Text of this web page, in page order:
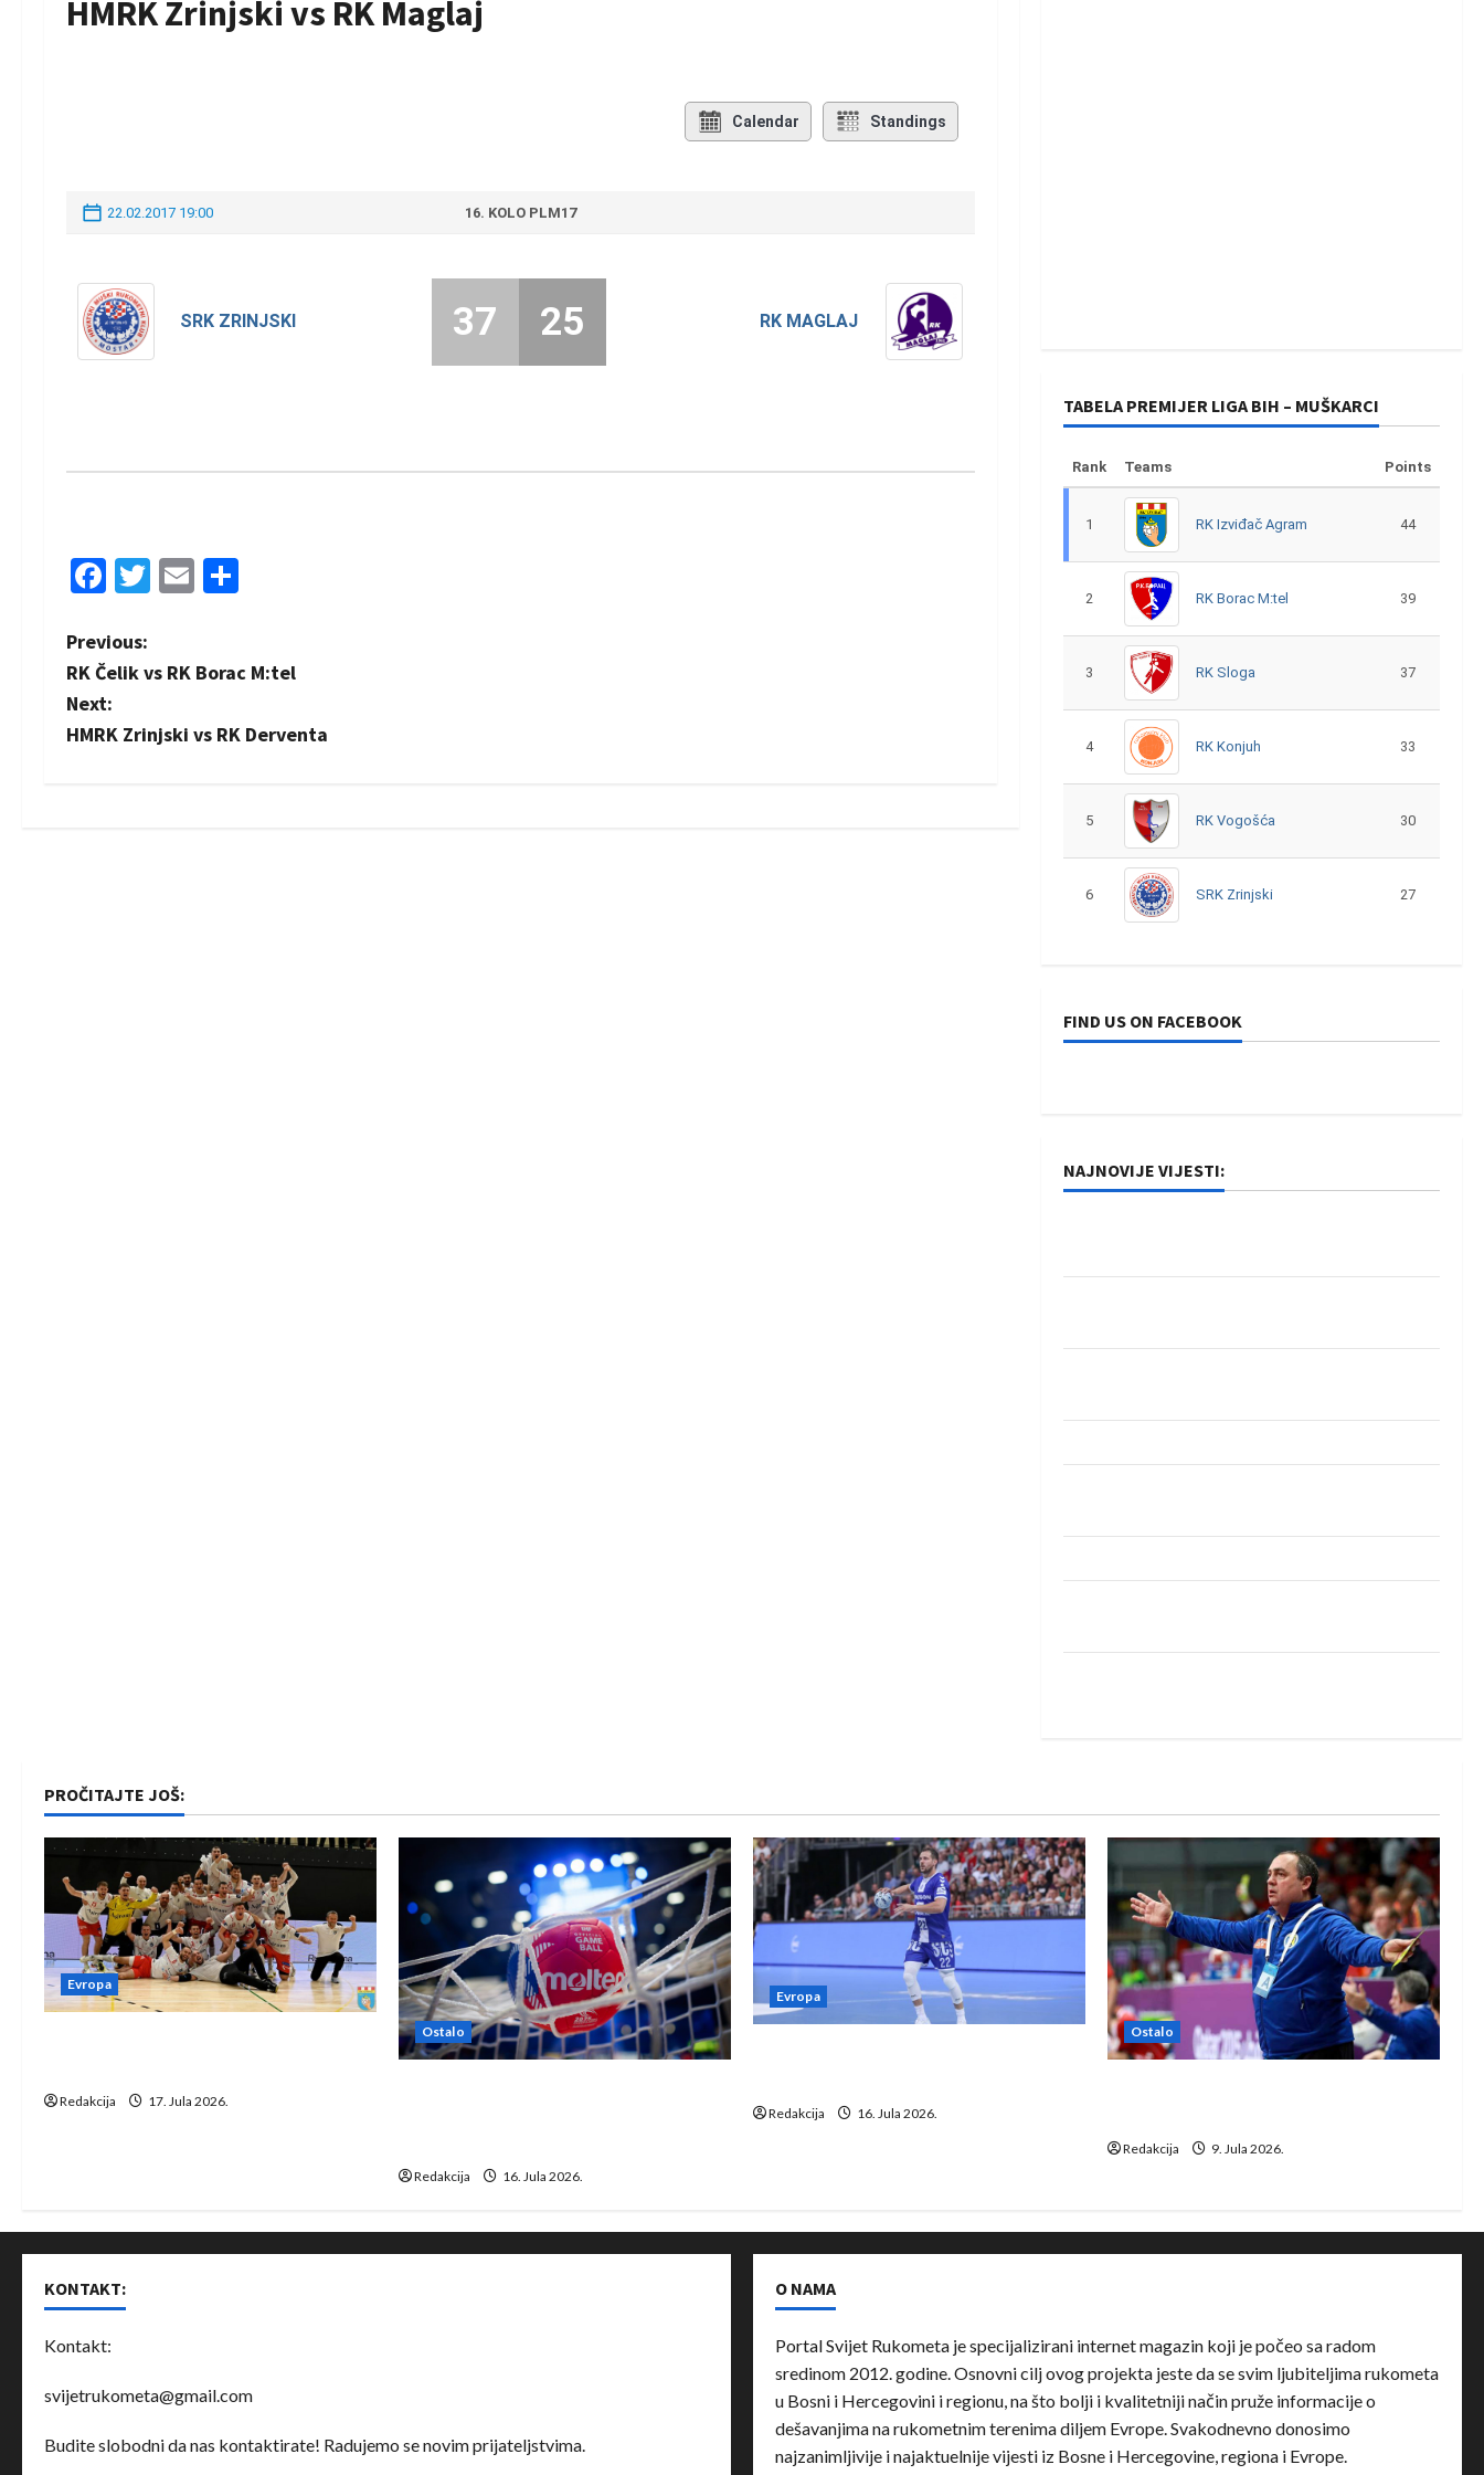
HMRK Zrinjski vs RK Maglaj
Calendar Standings
22.02.2017 19:00 16. KOLO PLM17
SRK ZRINJSKI RK MAGLAJ
37 25
Facebook
Twitter
Email
P
o
s
Previous:
RK Čelik vs RK Borac M:tel
Next:
HMRK Zrinjski vs RK Derventa
TABELA PREMIJER LIGA BIH – MUŠKARCI
Rank Teams Points
1 RK Izviđač Agram 44
2 RK Borac M:tel 39
3 RK Sloga 37
4 RK Konjuh 33
5 RK Vogošća 30
6 SRK Zrinjski 27
FIND US ON FACEBOOK
NAJNOVIJE VIJESTI:
PROČITAJTE JOŠ:
Evropa
Redakcija 17. Jula 2026.
Ostalo
Redakcija 16. Jula 2026.
Evropa
Redakcija 16. Jula 2026.
Ostalo
Redakcija 9. Jula 2026.
KONTAKT:
Kontakt:
svijetrukometa@gmail.com
Budite slobodni da nas kontaktirate! Radujemo se novim prijateljstvima.
O NAMA
Portal Svijet Rukometa je specijalizirani internet magazin koji je počeo sa radom
sredinom 2012. godine. Osnovni cilj ovog projekta jeste da se svim ljubiteljima rukometa
u Bosni i Hercegovini i regionu, na što bolji i kvalitetniji način pruže informacije o
dešavanjima na rukometnim terenima diljem Evrope. Svakodnevno donosimo
najzanimljivije i najaktuelnije vijesti iz Bosne i Hercegovine, regiona i Evrope.